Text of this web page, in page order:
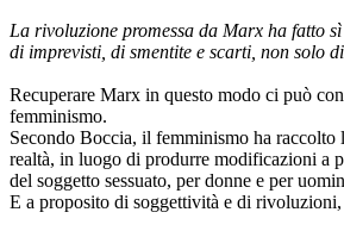
La rivoluzione promessa da Marx ha fatto
di imprevisti, di smentite e scarti, non solo
Recuperare Marx in questo modo ci può
femminismo.
Secondo Boccia, il femminismo ha raccolto
realtà, in luogo di produrre modificazioni a
del soggetto sessuato, per donne e per
E a proposito di soggettività e di